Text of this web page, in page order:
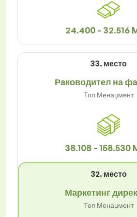
24.400 - 32.516
33. место
Раководител на
Топ Менаџмент
38.108 - 158.530
32. место
Маркетинг
Топ Менаџмент